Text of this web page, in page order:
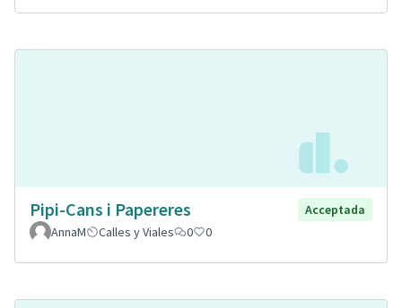
Pipi-Cans i Papereres
Acceptada
AnnaM
Calles y Viales 0 0